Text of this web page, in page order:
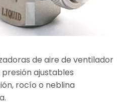
de aire de ventilador
ajustables
rocío o neblina